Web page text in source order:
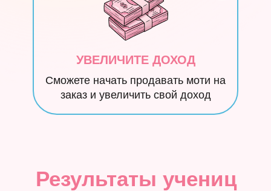
Сможете начать продавать моти на
заказ и увеличить свой доход
УВЕЛИЧИТЕ ДОХОД
Результаты учениц